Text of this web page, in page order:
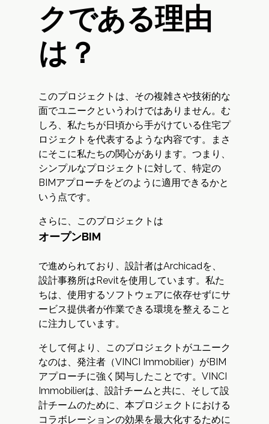
クである理由
は？
このプロジェクトは、その複雑さや技術的な
面でユニークというわけではありません。む
しろ、私たちが日頃から手がけている住宅プ
ロジェクトを代表するような内容です。まさ
にそこに私たちの関心があります。つまり、
シンプルなプロジェクトに対して、特定の
BIMアプローチをどのように適用できるかと
いう点です。
さらに、このプロジェクトは
オープンBIM
で進められており、設計者はArchicadを、
設計事務所はRevitを使用しています。私た
ちは、使用するソフトウェアに依存せずにサ
ービス提供者が作業できる環境を整えること
に注力しています。
そして何より、このプロジェクトがユニーク
なのは、発注者（VINCI Immobilier）がBIM
アプローチに強く関与したことです。VINCI
Immobilierは、設計チームと共に、そして設
計チームのために、本プロジェクトにおける
コラボレーションの効果を最大化するために